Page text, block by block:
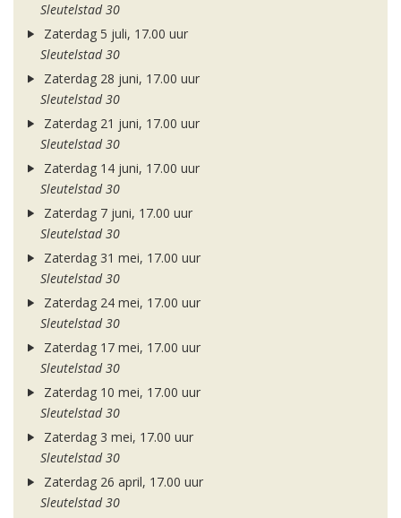
Sleutelstad 30
Zaterdag 5 juli, 17.00 uur
Sleutelstad 30
Zaterdag 28 juni, 17.00 uur
Sleutelstad 30
Zaterdag 21 juni, 17.00 uur
Sleutelstad 30
Zaterdag 14 juni, 17.00 uur
Sleutelstad 30
Zaterdag 7 juni, 17.00 uur
Sleutelstad 30
Zaterdag 31 mei, 17.00 uur
Sleutelstad 30
Zaterdag 24 mei, 17.00 uur
Sleutelstad 30
Zaterdag 17 mei, 17.00 uur
Sleutelstad 30
Zaterdag 10 mei, 17.00 uur
Sleutelstad 30
Zaterdag 3 mei, 17.00 uur
Sleutelstad 30
Zaterdag 26 april, 17.00 uur
Sleutelstad 30